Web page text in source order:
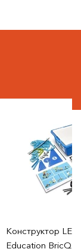
Конструктор
Education BricQ